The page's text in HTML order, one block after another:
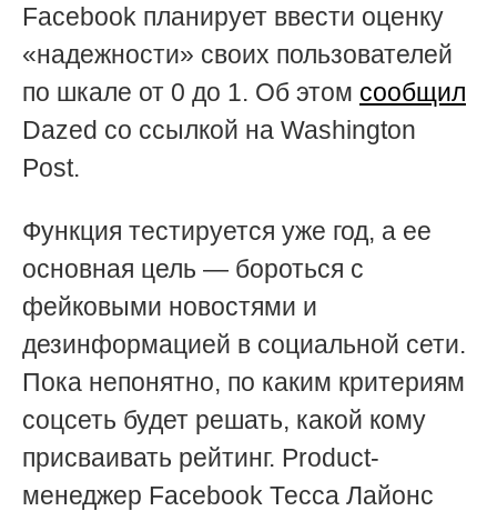
Facebook планирует ввести оценку
«надежности» своих пользователей
по шкале от 0 до 1. Об этом сообщил
Dazed со ссылкой на Washington
Post.
Функция тестируется уже год, а ее
основная цель — бороться с
фейковыми новостями и
дезинформацией в социальной сети.
Пока непонятно, по каким критериям
соцсеть будет решать, какой кому
присваивать рейтинг. Product-
менеджер Facebook Тесса Лайонс